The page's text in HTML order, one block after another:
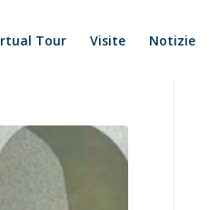
Tour Visite Notizie